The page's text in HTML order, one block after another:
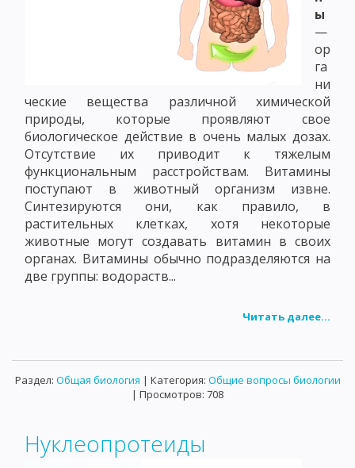
ы
—
ор
га
ни
ческие вещества различной химической
природы, которые проявляют свое
биологическое действие в очень малых дозах.
Отсутствие их приводит к тяжелым
функциональным расстройствам. Витамины
поступают в животный организм извне.
Синтезируются они, как правило, в
растительных клетках, хотя некоторые
животные могут создавать витамин в своих
органах. Витамины обычно подразделяются на
две группы: водораств...
Читать далее...
Раздел: Общая биология | Категория: Общие вопросы биологии
| Просмотров: 708
Нуклеопротеиды